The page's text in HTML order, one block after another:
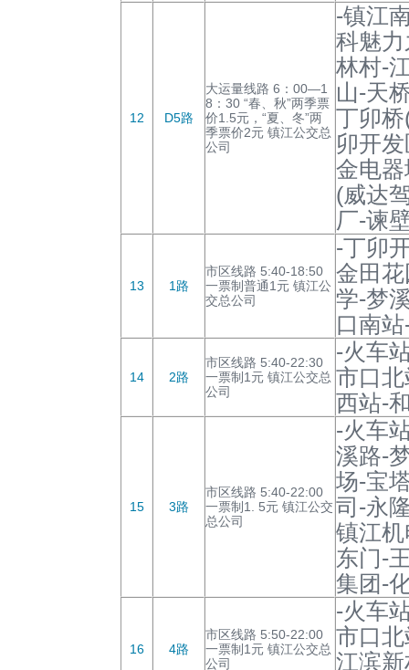
12 D5路
大运量线路 6：00—1
8：30 “春、秋”两季票
价1.5元，“夏、冬”两
季票价2元 镇江公交总
公司
-镇江
科魅
林村-
山-天
丁卯
卯开
金电
(威达
厂-谏
13 1路
市区线路 5:40-18:50
一票制普通1元 镇江公
交总公司
-丁卯
金田
学-梦
口南
14 2路
市区线路 5:40-22:30
一票制1元 镇江公交总
公司
-火车
市口
西站-
15 3路
市区线路 5:40-22:00
一票制1. 5元 镇江公交
总公司
-火车
溪路-
场-宝
司-永
镇江
东门-
集团-
16 4路
市区线路 5:50-22:00
一票制1元 镇江公交总
公司
-火车
市口
江滨